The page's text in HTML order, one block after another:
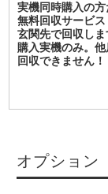
実機同時購入の
無料回収サービ
玄関先で回収し
購入実機のみ。
回収できません！
オプション